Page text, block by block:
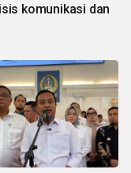
komunikasi dan